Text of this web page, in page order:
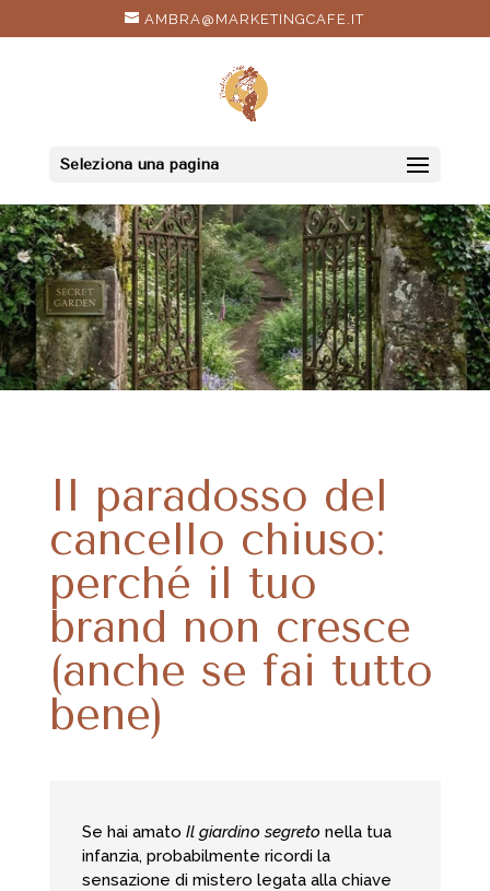
AMBRA@MARKETINGCAFE.IT
Seleziona una pagina
Il paradosso del
cancello chiuso:
perché il tuo
brand non cresce
(anche se fai tutto
bene)
Se hai amato Il giardino segreto nella tua
infanzia, probabilmente ricordi la
sensazione di mistero legata alla chiave